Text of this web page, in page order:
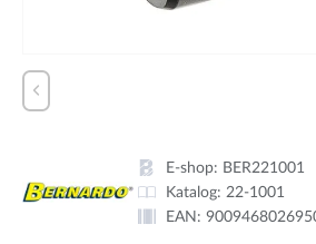
E-shop: BER221001
Katalog: 22-1001
EAN: